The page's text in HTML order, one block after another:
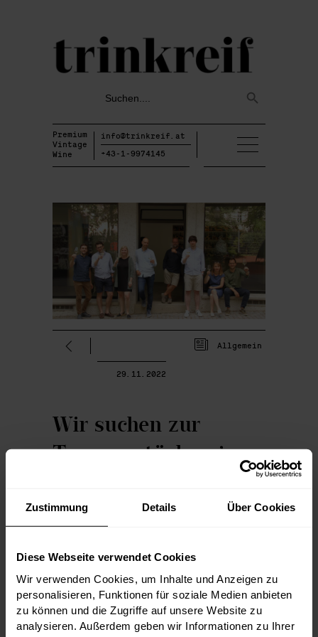
Zustimmung Details Über Cookies
Diese Webseite verwendet Cookies
Wir verwenden Cookies, um Inhalte und Anzeigen zu
personalisieren, Funktionen für soziale Medien anbieten
zu können und die Zugriffe auf unsere Website zu
analysieren. Außerdem geben wir Informationen zu Ihrer
for:
Button
Premium
Vintage
Wine
info@trinkreif.at
+43-1-9974145
Allgemein
29.11.2022
Wir suchen zur
Teamverstärkung
(Teilzeit)
Wir sind der führende österreichische
Spaß an der Arbeit ist uns genauso wichtig
schönsten Nebensache der Welt. Wir
arbeiten hands-on, flexibel und
professionell. Eigenverantwortung finden
wir besser als jede Hierarchie. Gerne